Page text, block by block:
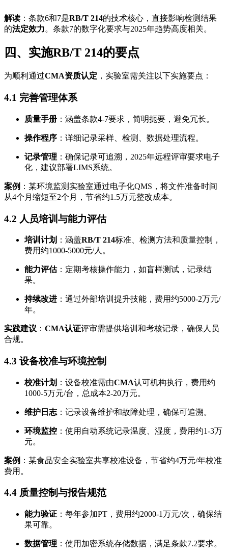
解读 ：条款6和7是RB/T 214的技术核心，直接影响检测结果
的法定效力。条款7的数字化要求与2025年趋势高度相关。
四、实施RB/T 214的要点
为顺利通过CMA资质认定 ，实验室需关注以下实施要点：
4.1 完善管理体系
质量手册 ：涵盖条款4-7要求，简明扼要，避免冗长。
操作程序 ：详细记录采样、检测、数据处理流程。
记录管理 ：确保记录可追溯，2025年远程评审要求电子
化，建议部署LIMS系统。
案例 ：某环境监测实验室通过电子化QMS，将文件准备时间
从4个月缩短至2个月，节省约1.5万元整改成本。
4.2 人员培训与能力评估
培训计划 ：涵盖RB/T 214标准、检测方法和质量控制，
费用约1000-5000元/人。
能力评估：定期考核操作能力，如盲样测试，记录结
果。
持续改进 ：通过外部培训提升技能，费用约5000-2万元/
年。
实践建议 ： CMA认证评审需提供培训和考核记录，确保人员
合规。
4.3 设备校准与环境控制
校准计划 ：设备校准需由CMA认可机构执行，费用约
1000-5万元/台，总成本2-20万元。
维护日志 ：记录设备维护和故障处理，确保可追溯。
环境监控 ：使用自动系统记录温度、湿度，费用约1-3万
元。
案例 ：某食品安全实验室共享校准设备，节省约4万元/年校准
费用。
4.4 质量控制与报告规范
能力验证 ：每年参加PT，费用约2000-1万元/次，确保结
果可靠。
数据管理 ：使用加密系统存储数据，满足条款7.2要求。